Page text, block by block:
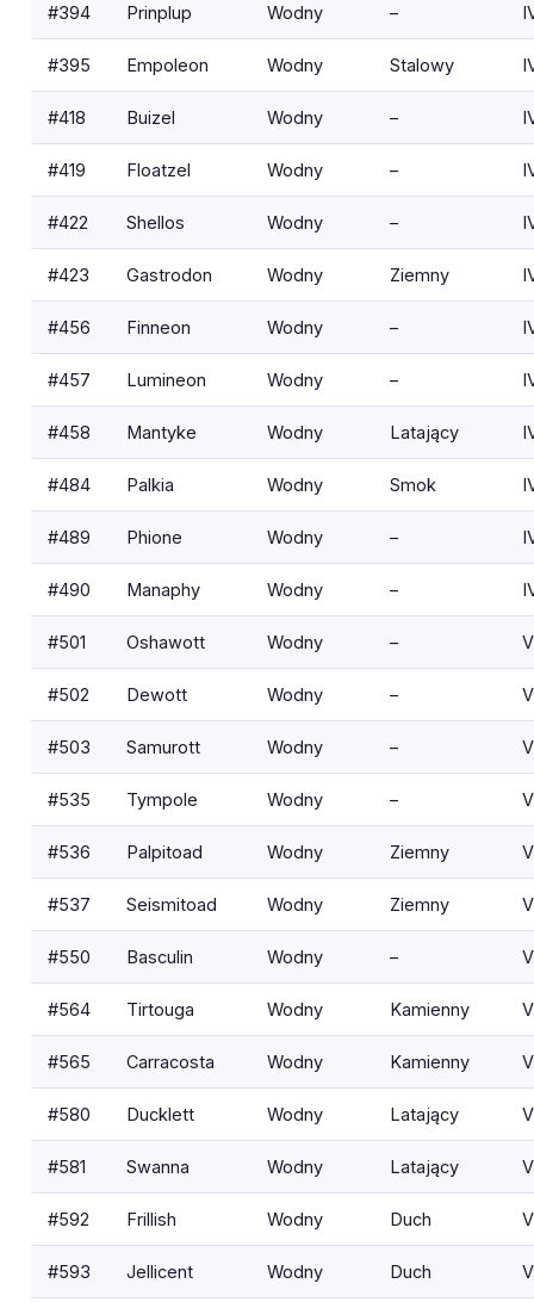
#394 Prinplup Wodny –
#395 Empoleon Wodny Stalowy
#418 Buizel Wodny –
#419 Floatzel Wodny –
#422 Shellos Wodny –
#423 Gastrodon Wodny Ziemny
#456 Finneon Wodny –
#457 Lumineon Wodny –
#458 Mantyke Wodny Latający
#484 Palkia Wodny Smok
#489 Phione Wodny –
#490 Manaphy Wodny –
#501 Oshawott Wodny – V
#502 Dewott Wodny – V
#503 Samurott Wodny – V
#535 Tympole Wodny – V
#536 Palpitoad Wodny Ziemny V
#537 Seismitoad Wodny Ziemny V
#550 Basculin Wodny – V
#564 Tirtouga Wodny Kamienny V
#565 Carracosta Wodny Kamienny V
#580 Ducklett Wodny Latający V
#581 Swanna Wodny Latający V
#592 Frillish Wodny Duch V
#593 Jellicent Wodny Duch V